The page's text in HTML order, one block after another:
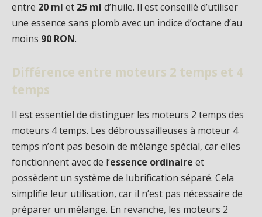
entre 20 ml et 25 ml d’huile. Il est conseillé d’utiliser
une essence sans plomb avec un indice d’octane d’au
moins 90 RON.
Différence entre moteurs 2 temps et 4
temps
Il est essentiel de distinguer les moteurs 2 temps des
moteurs 4 temps. Les débroussailleuses à moteur 4
temps n’ont pas besoin de mélange spécial, car elles
fonctionnent avec de l’essence ordinaire et
possèdent un système de lubrification séparé. Cela
simplifie leur utilisation, car il n’est pas nécessaire de
préparer un mélange. En revanche, les moteurs 2